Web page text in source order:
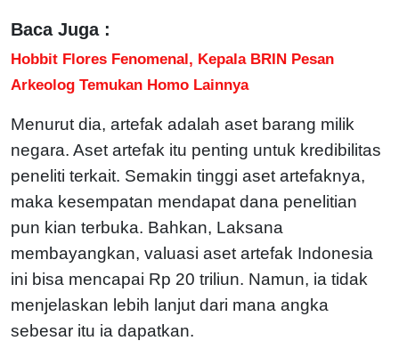
Baca Juga :
Hobbit Flores Fenomenal, Kepala BRIN Pesan
Arkeolog Temukan Homo Lainnya
Menurut dia, artefak adalah aset barang milik
negara. Aset artefak itu penting untuk kredibilitas
peneliti terkait. Semakin tinggi aset artefaknya,
maka kesempatan mendapat dana penelitian
pun kian terbuka. Bahkan, Laksana
membayangkan, valuasi aset artefak Indonesia
ini bisa mencapai Rp 20 triliun. Namun, ia tidak
menjelaskan lebih lanjut dari mana angka
sebesar itu ia dapatkan.